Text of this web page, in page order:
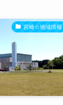
宮崎☆地域情報